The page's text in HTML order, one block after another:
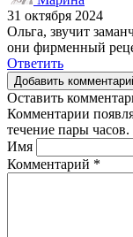
31 октября 2024
Ольга, звучит
они фирменный
Ответить
Добавить
Оставить
Комментарии
течение пары часов.
Имя
Комментарий *